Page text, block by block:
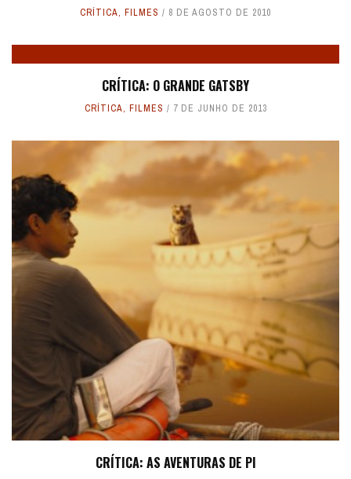
CRÍTICA, FILMES 8 DE AGOSTO DE 2010
CRÍTICA: O GRANDE GATSBY
CRÍTICA, FILMES 7 DE JUNHO DE 2013
CRÍTICA: AS AVENTURAS DE PI